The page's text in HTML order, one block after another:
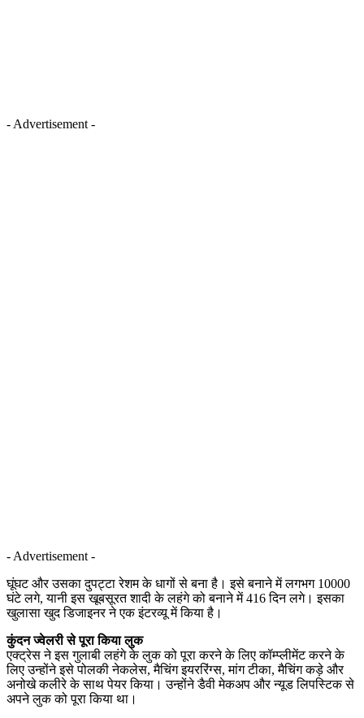
- Advertisement -
- Advertisement -
घूंघट और उसका दुपट्टा रेशम के धागों से बना है। इसे बनाने में लगभग 10000
घंटे लगे, यानी इस खूबसूरत शादी के लहंगे को बनाने में 416 दिन लगे। इसका
खुलासा खुद डिजाइनर ने एक इंटरव्यू में किया है।
कुंदन ज्वेलरी से पूरा किया लुक
एक्ट्रेस ने इस गुलाबी लहंगे के लुक को पूरा करने के लिए कॉम्प्लीमेंट करने के
लिए उन्होंने इसे पोलकी नेकलेस, मैचिंग इयररिंग्स, मांग टीका, मैचिंग कड़े और
अनोखे कलीरे के साथ पेयर किया। उन्होंने डैवी मेकअप और न्यूड लिपस्टिक से
अपने लुक को पूरा किया था।